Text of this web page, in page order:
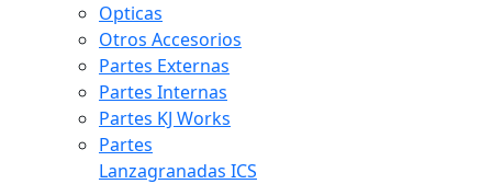
Opticas
Otros Accesorios
Partes Externas
Partes Internas
Partes KJ Works
Partes
Lanzagranadas ICS